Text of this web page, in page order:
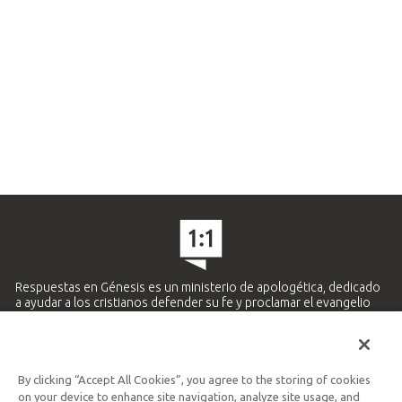
Respuestas en Génesis es un ministerio de apologética, dedicado
a ayudar a los cristianos defender su fe y proclamar el evangelio
Ministerio Hispano y Latinoamericano
By clicking “Accept All Cookies”, you agree to the storing of cookies
on your device to enhance site navigation, analyze site usage, and